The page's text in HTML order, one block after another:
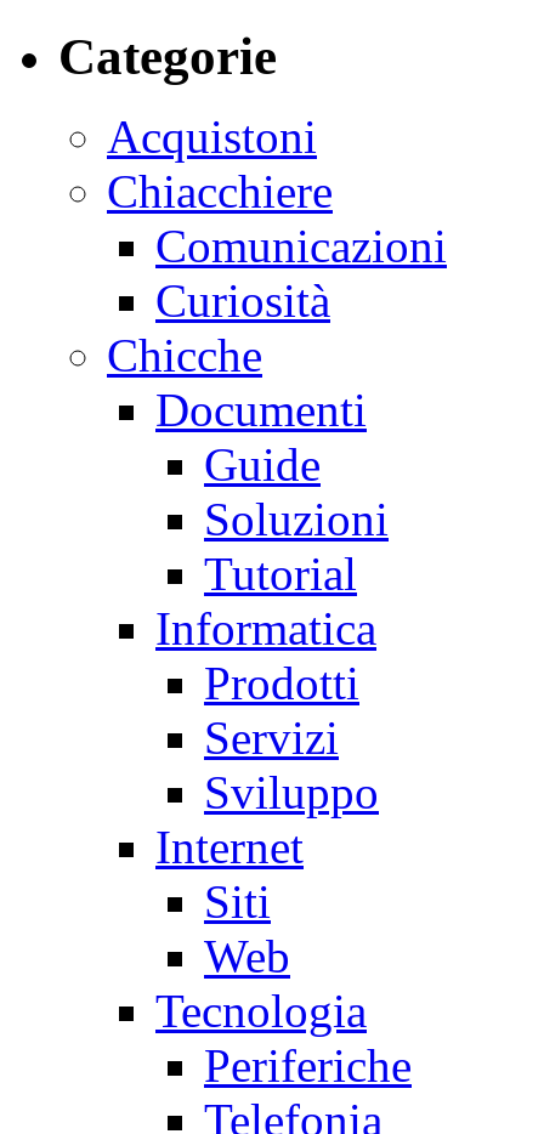
Categorie
Acquistoni
Chiacchiere
Comunicazioni
Curiosità
Chicche
Documenti
Guide
Soluzioni
Tutorial
Informatica
Prodotti
Servizi
Sviluppo
Internet
Siti
Web
Tecnologia
Periferiche
Telefonia